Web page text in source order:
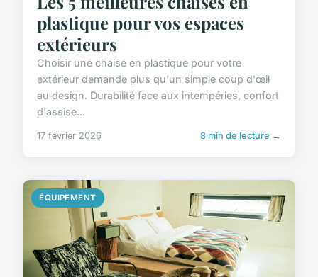
plastique pour vos espaces
extérieurs
Choisir une chaise en plastique pour votre
extérieur demande plus qu'un simple coup d'œil
au design. Durabilité face aux intempéries, confort
d'assise...
17 février 2026 8 min de lecture →
ÉQUIPEMENT